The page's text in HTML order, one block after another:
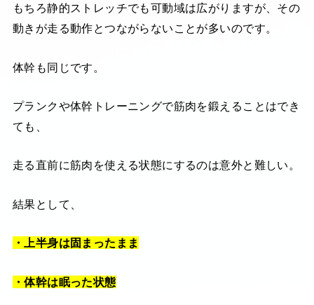
もちろ静的ストレッチでも可動域は広がりますが、その
動きが走る動作とつながらないことが多いのです。
体幹も同じです。
プランクや体幹トレーニングで筋肉を鍛えることはでき
ても、
走る直前に筋肉を使える状態にするのは意外と難しい。
結果として、
・上半身は固まったまま
・体幹は眠った状態